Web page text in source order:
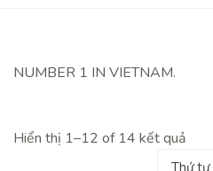
NUMBER 1 IN VIETNAM.
Hiển thị 1–12 of 14 kết quả